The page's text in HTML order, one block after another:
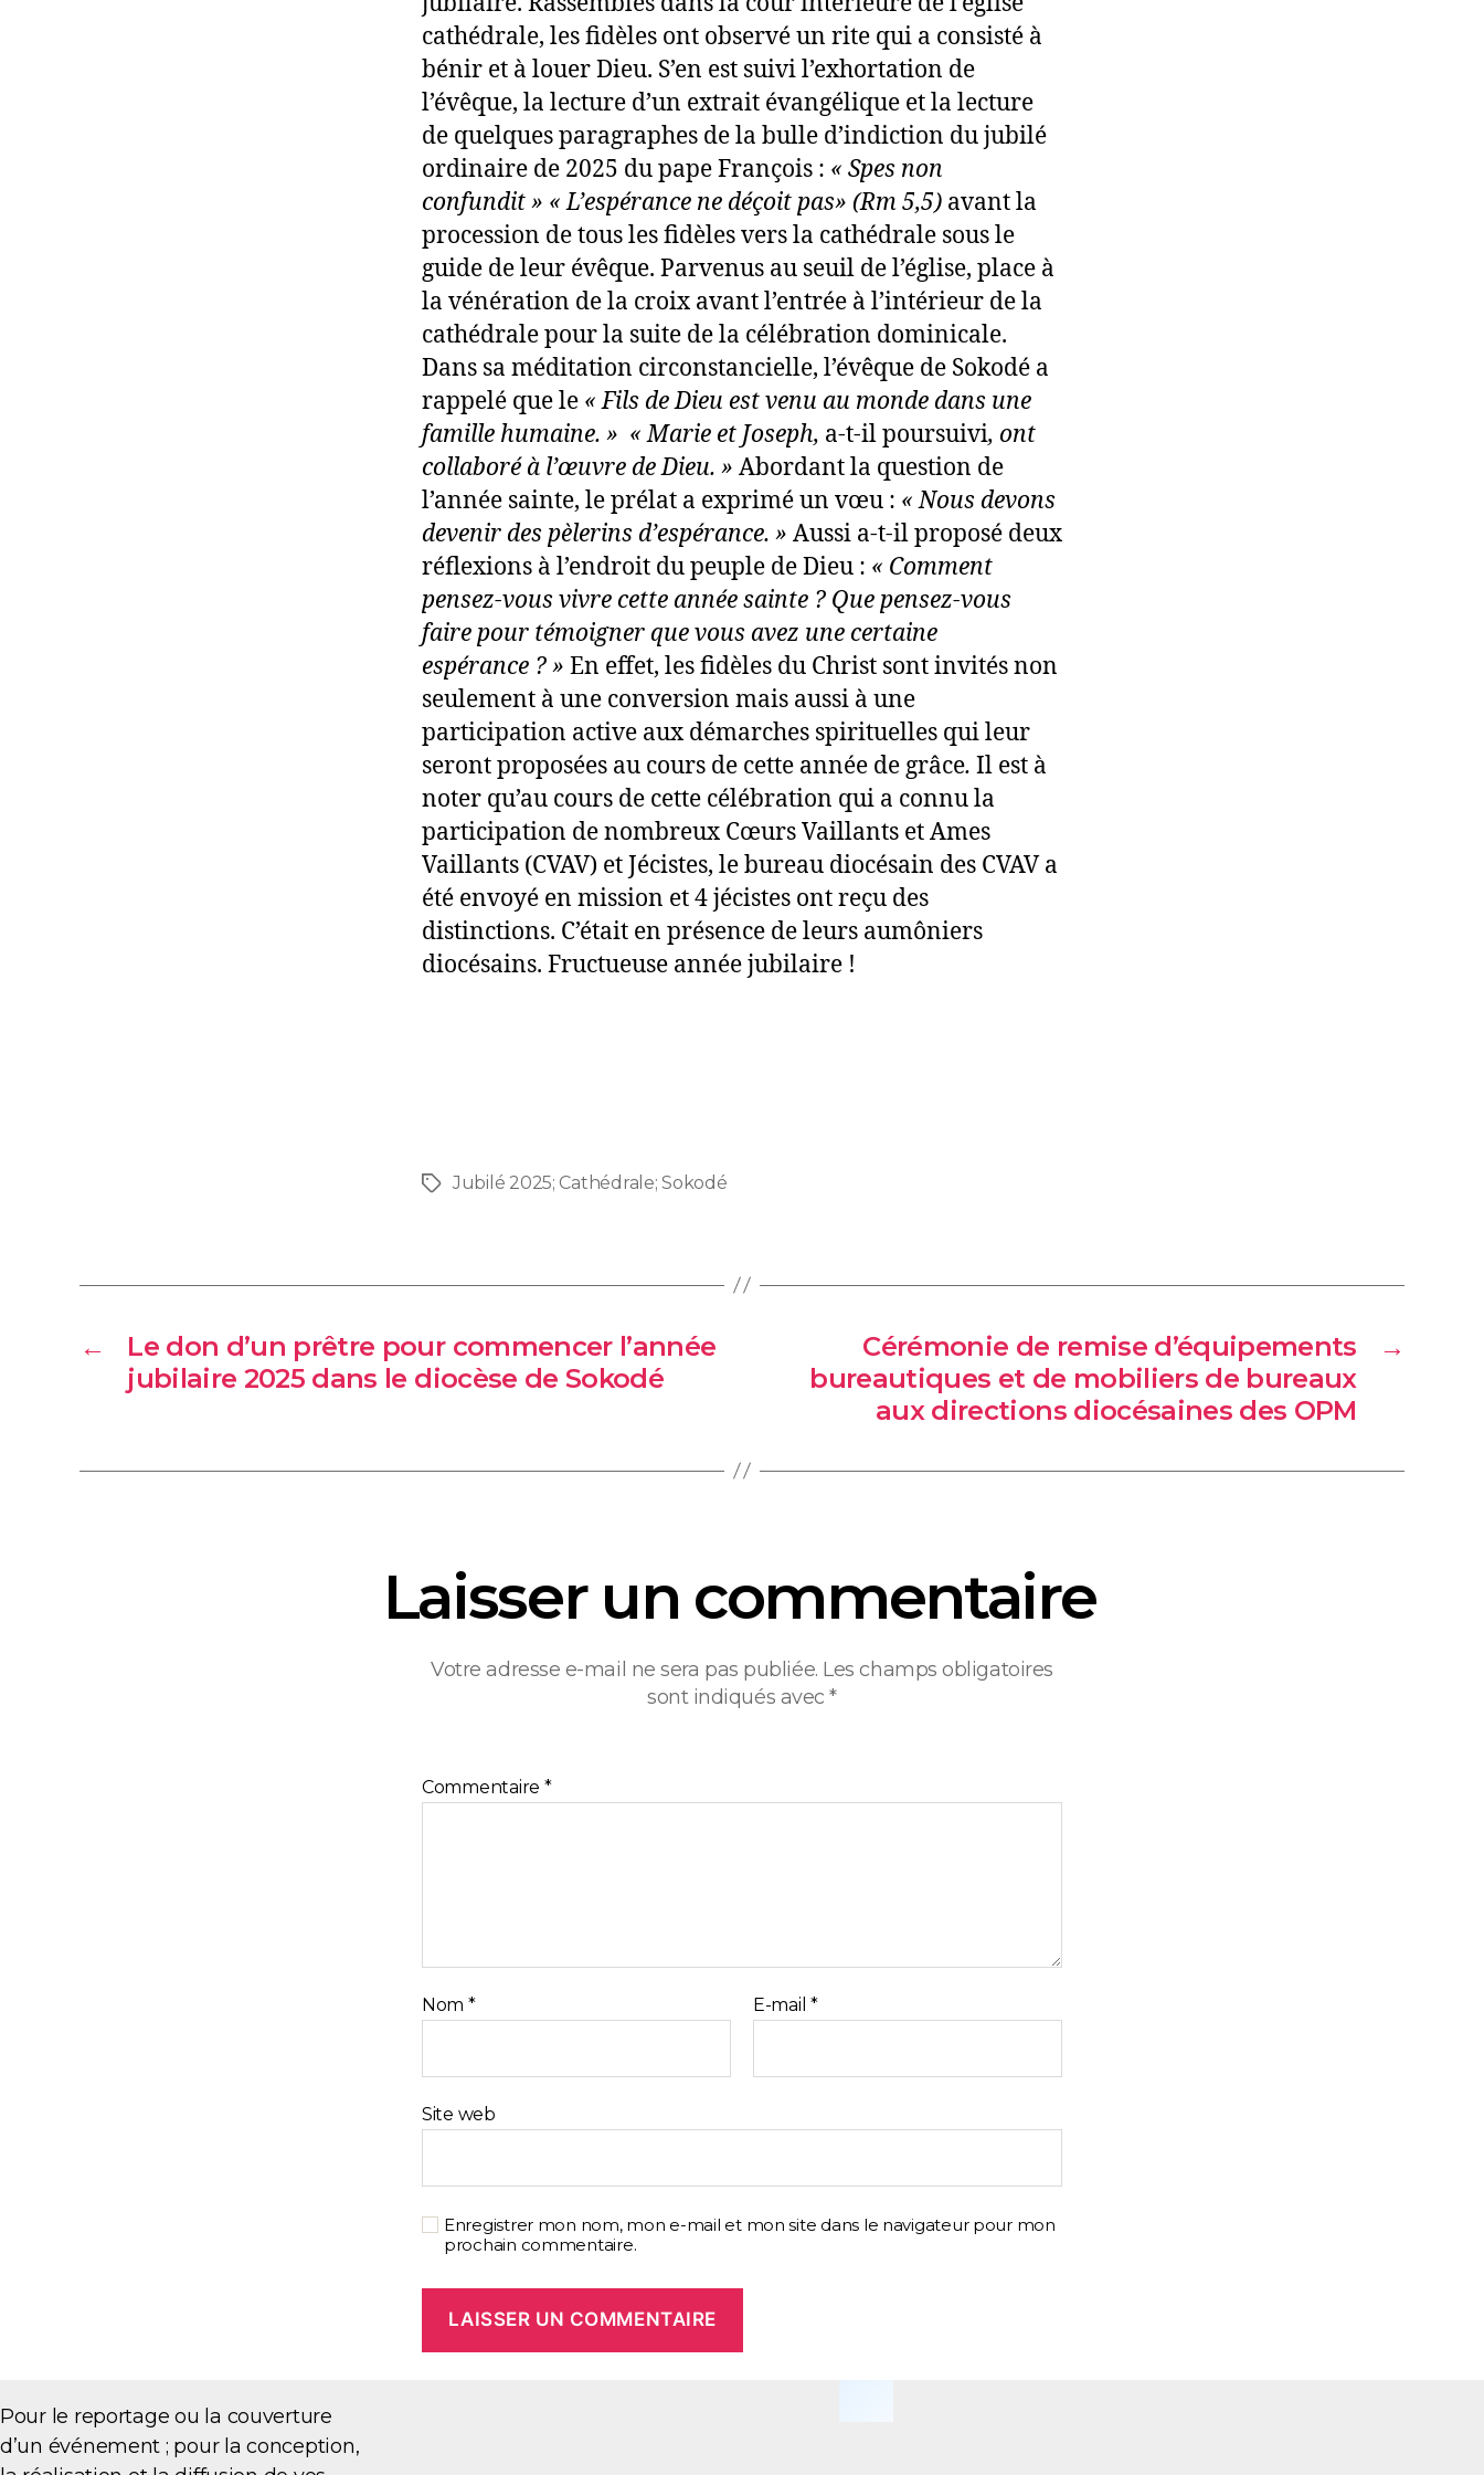
cathédrale, les fidèles ont observé un rite qui a consisté à
bénir et à louer Dieu. S’en est suivi l’exhortation de
l’évêque, la lecture d’un extrait évangélique et la lecture
de quelques paragraphes de la bulle d’indiction du jubilé
ordinaire de 2025 du pape François : « Spes non
confundit » « L’espérance ne déçoit pas» (Rm 5,5) avant la
procession de tous les fidèles vers la cathédrale sous le
guide de leur évêque. Parvenus au seuil de l’église, place à
la vénération de la croix avant l’entrée à l’intérieur de la
cathédrale pour la suite de la célébration dominicale.
Dans sa méditation circonstancielle, l’évêque de Sokodé a
rappelé que le « Fils de Dieu est venu au monde dans une
famille humaine. » « Marie et Joseph, a-t-il poursuivi, ont
collaboré à l’œuvre de Dieu. » Abordant la question de
l’année sainte, le prélat a exprimé un vœu : « Nous devons
devenir des pèlerins d’espérance. » Aussi a-t-il proposé deux
réflexions à l’endroit du peuple de Dieu : « Comment
pensez-vous vivre cette année sainte ? Que pensez-vous
faire pour témoigner que vous avez une certaine
espérance ? » En effet, les fidèles du Christ sont invités non
seulement à une conversion mais aussi à une
participation active aux démarches spirituelles qui leur
seront proposées au cours de cette année de grâce. Il est à
noter qu’au cours de cette célébration qui a connu la
participation de nombreux Cœurs Vaillants et Ames
Vaillants (CVAV) et Jécistes, le bureau diocésain des CVAV a
été envoyé en mission et 4 jécistes ont reçu des
distinctions. C’était en présence de leurs aumôniers
diocésains. Fructueuse année jubilaire !
Jubilé 2025; Cathédrale; Sokodé
←
Le don d’un prêtre pour commencer l’année
jubilaire 2025 dans le diocèse de Sokodé
→
Cérémonie de remise d’équipements
bureautiques et de mobiliers de bureaux
aux directions diocésaines des OPM
Laisser un commentaire
Votre adresse e-mail ne sera pas publiée. Les champs obligatoires
sont indiqués avec*
Commentaire *
Nom * E-mail*
Site web
Enregistrer mon nom, mon e-mail et mon site dans le navigateur pour mon
prochain commentaire.
Pour le reportage ou la couverture
d’un événement ; pour la conception,